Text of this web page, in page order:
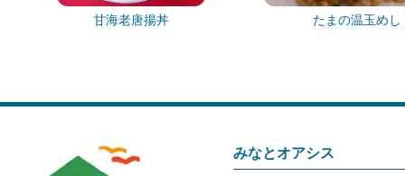
甘海老唐揚丼 たまの温玉めし
みなとオアシス